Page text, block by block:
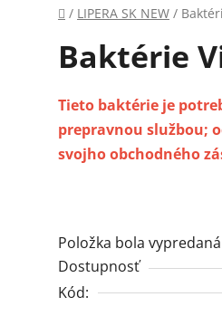
Domov
/ LIPERA SK NEW /
Baktérie
Tieto baktérie je
prepravnou službou;
svojho obchodného
Položka bola
Dostupnosť
Kód: